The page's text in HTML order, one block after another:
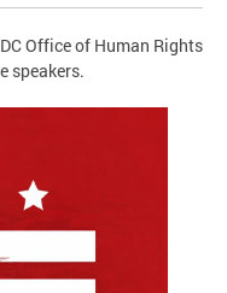
Office of Human Rights
speakers.